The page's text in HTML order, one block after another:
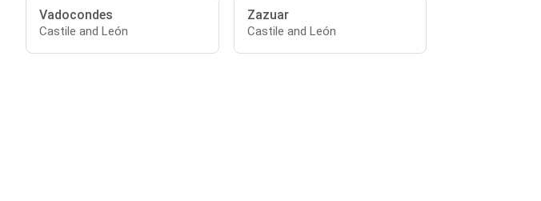
Vadocondes
Castile and León
Zazuar
Castile and León